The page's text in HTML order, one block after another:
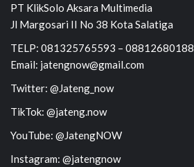
PT KlikSolo Aksara Multimedia
Jl Margosari II No 38 Kota Salatiga
TELP: 081325765593 – 08812680188
Email: jatengnow@gmail.com
Twitter: @Jateng_now
TikTok: @jateng.now
YouTube: @JatengNOW
Instagram: @jatengnow